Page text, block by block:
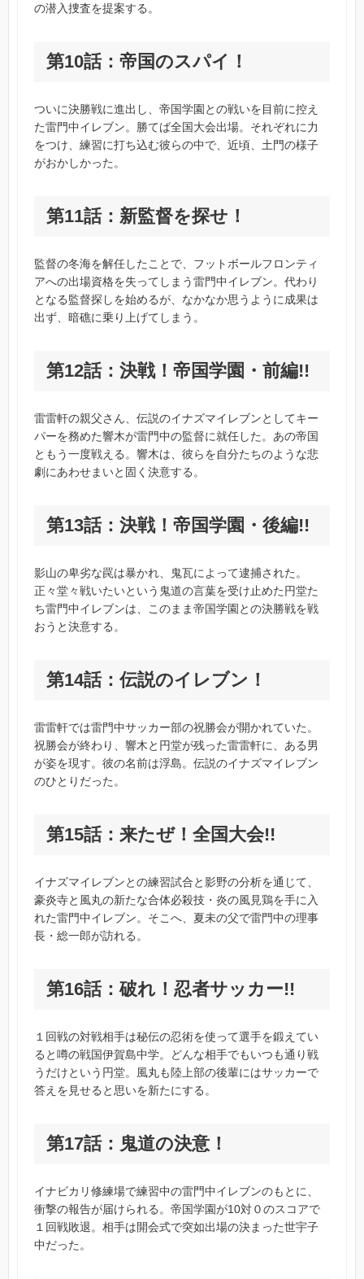
の潜入捜査を提案する。
第10話：帝国のスパイ！
ついに決勝戦に進出し、帝国学園との戦いを目前に控え
た雷門中イレブン。勝てば全国大会出場。それぞれに力
をつけ、練習に打ち込む彼らの中で、近頃、土門の様子
がおかしかった。
第11話：新監督を探せ！
監督の冬海を解任したことで、フットボールフロンティ
アへの出場資格を失ってしまう雷門中イレブン。代わり
となる監督探しを始めるが、なかなか思うように成果は
出ず、暗礁に乗り上げてしまう。
第12話：決戦！帝国学園・前編!!
雷雷軒の親父さん、伝説のイナズマイレブンとしてキー
パーを務めた響木が雷門中の監督に就任した。あの帝国
ともう一度戦える。響木は、彼らを自分たちのような悲
劇にあわせまいと固く決意する。
第13話：決戦！帝国学園・後編!!
影山の卑劣な罠は暴かれ、鬼瓦によって逮捕された。
正々堂々戦いたいという鬼道の言葉を受け止めた円堂た
ち雷門中イレブンは、このまま帝国学園との決勝戦を戦
おうと決意する。
第14話：伝説のイレブン！
雷雷軒では雷門中サッカー部の祝勝会が開かれていた。
祝勝会が終わり、響木と円堂が残った雷雷軒に、ある男
が姿を現す。彼の名前は浮島。伝説のイナズマイレブン
のひとりだった。
第15話：来たぜ！全国大会!!
イナズマイレブンとの練習試合と影野の分析を通じて、
豪炎寺と風丸の新たな合体必殺技・炎の風見鶏を手に入
れた雷門中イレブン。そこへ、夏未の父で雷門中の理事
長・総一郎が訪れる。
第16話：破れ！忍者サッカー!!
１回戦の対戦相手は秘伝の忍術を使って選手を鍛えてい
ると噂の戦国伊賀島中学。どんな相手でもいつも通り戦
うだけという円堂。風丸も陸上部の後輩にはサッカーで
答えを見せると思いを新たにする。
第17話：鬼道の決意！
イナビカリ修練場で練習中の雷門中イレブンのもとに、
衝撃の報告が届けられる。帝国学園が10対０のスコアで
１回戦敗退。相手は開会式で突如出場の決まった世宇子
中だった。